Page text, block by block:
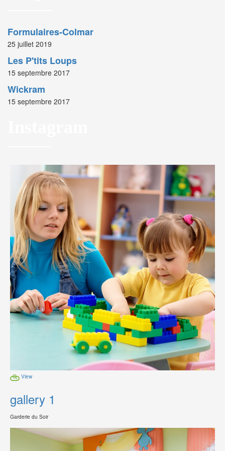
Formulaires-Colmar
25 juillet 2019
Les P'tits Loups
15 septembre 2017
Wickram
15 septembre 2017
View
gallery 1
Garderie du Soir